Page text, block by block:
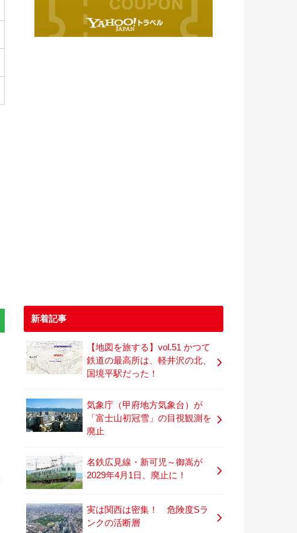
新着記事
【地図を旅する】vol.51 かつて
鉄道の最高所は、軽井沢の北、
国境平駅だった！
気象庁（甲府地方気象台）が
「富士山初冠雪」の目視観測を
廃止
名鉄広見線・新可児～御嵩が
2029年4月1日、廃止に！
実は関西は密集！ 危険度Sラ
ンクの活断層